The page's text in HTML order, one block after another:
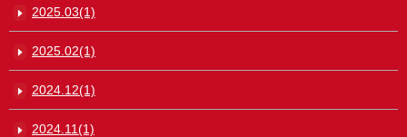
2025.03(1)
2025.02(1)
2024.12(1)
2024.11(1)